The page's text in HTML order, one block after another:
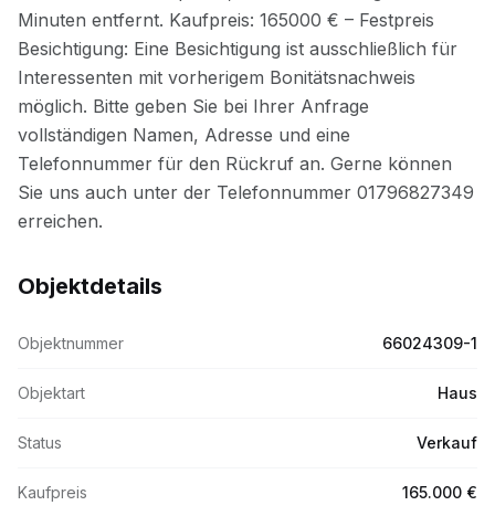
Objektdetails
Objektnummer 66024309-1
Objektart Haus
Status Verkauf
Kaufpreis 165.000 €